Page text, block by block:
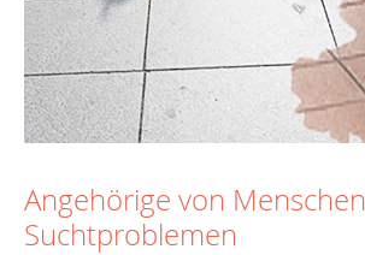
Angehörige von
Suchtproblemen